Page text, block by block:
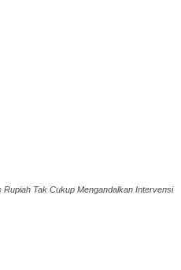
Rupiah Tak Cukup Mengandalkan Intervensi